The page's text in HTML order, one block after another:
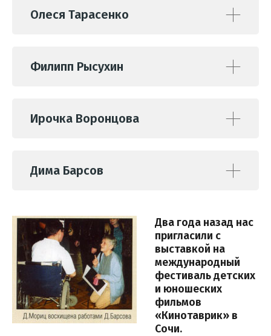
Олеся Тарасенко
Филипп Рысухин
Ирочка Воронцова
Дима Барсов
Два года назад нас
пригласили с
выставкой на
международный
фестиваль детских
и юношеских
фильмов
«Кинотаврик» в
Сочи.